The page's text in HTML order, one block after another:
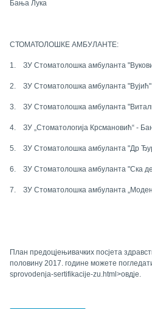
Бања Лука
СТОМАТОЛОШКЕ АМБУЛАНТЕ:
1. ЗУ Стоматолошка амбуланта
2. ЗУ Стоматолошка амбуланта
3. ЗУ Стоматолошка амбуланта
4. ЗУ „Стоматологија Крсмановић“ -
5. ЗУ Стоматолошка амбуланта "Др
6. ЗУ Стоматолошка амбуланта "Ска
7. ЗУ Стоматолошка амбуланта
План предоцјењивачких посјета
половину 2017. године можете
sprovodenja-sertifikacije-zu.html>овдје.